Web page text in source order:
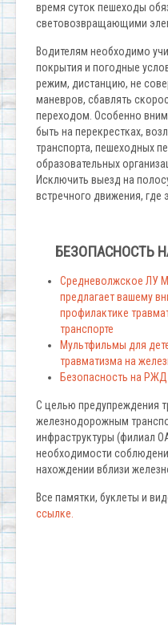
время суток пешеходы
световозвращающими
Водителям необходимо
покрытия и погодные
режим, дистанцию, не
маневров, сбавлять
переходом. Особенно
быть на перекрестках,
транспорта, пешеходных
образовательных
Исключить выезд на
встречного движения, где
БЕЗОПАСНОСТЬ
Средневолжское ЛУ
предлагает вашему
профилактике
транспорте
Мультфильмы для
травматизма на
Безопасность на РЖД
С целью предупреждения
железнодорожным
инфраструктуры (филиал
необходимости
нахождении вблизи
Все памятки, буклеты и
ссылке.